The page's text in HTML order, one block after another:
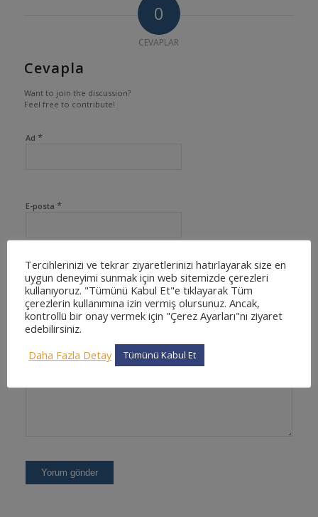
0
CEVAPLAR
Cevapla
Want to join the discussion?
Feel free to contribute!
Ad *
E-posta *
İnternet sitesi
Tercihlerinizi ve tekrar ziyaretlerinizi hatırlayarak size en
uygun deneyimi sunmak için web sitemizde çerezleri
kullanıyoruz. "Tümünü Kabul Et"e tıklayarak Tüm
çerezlerin kullanımına izin vermiş olursunuz. Ancak,
kontrollü bir onay vermek için "Çerez Ayarları"nı ziyaret
edebilirsiniz.
Daha Fazla Detay
Tümünü Kabul Et